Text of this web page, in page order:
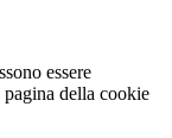
essere
della cookie